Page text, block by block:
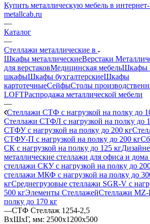
Купить металлическую мебель в
metallcab.ru
—
Каталог
—
Стеллажи металлические в
Шкафы металлическиеВерстаки
для верстаковМедицинская мебельШкафы
шкафыШкафы бухгалтерскиеШкафы
картотечныеСейфыСтолы
LOFTРаспродажа металлической мебели
—
Стеллажи СТФ с нагрузкой на полку до
Стеллажи СТФЛ с нагрузкой на полку до
СТФУ с нагрузкой на полку до 200 кг
СТФУ-П с нагрузкой на полку до 200 кг
СК с нагрузкой на полку до 125 кг
металлические стеллажи для офиса и
стеллажи СКУ с нагрузкой на полку до
стеллажи МКФ с нагрузкой на полку до
кгСреднегрузовые стеллажи SGR-V с
500 кгЭлементы СтеллажейСтеллажи MZ-
полку до 170 кг
—СТФ Стеллаж 1254-2,5
ВхШхГ, мм: 2500x1200x500